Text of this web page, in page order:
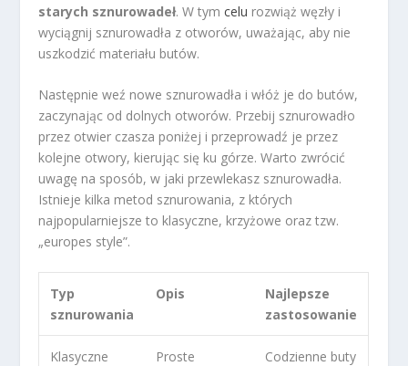
starych sznurowadeł. W tymcelu rozwiąż węzły i
wyciągnij sznurowadła z otworów, uważając, aby nie
uszkodzić materiału butów.
Następnie weź nowe sznurowadła i włóż je do butów,
zaczynając od dolnych otworów. Przebij sznurowadło
przez otwier czasza poniżej i przeprowadź je przez
kolejne otwory, kierując się ku górze. Warto zwrócić
uwagę na sposób, w jaki przewlekasz sznurowadła.
Istnieje kilka metod sznurowania, z których
najpopularniejsze to klasyczne, krzyżowe oraz tzw.
„europes style”.
Typ
sznurowania
Opis
Najlepsze
zastosowanie
Klasyczne
Proste
Codzienne buty